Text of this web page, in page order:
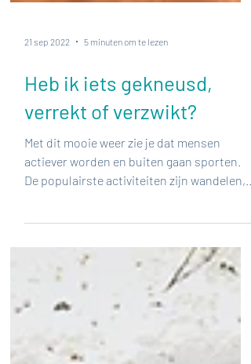
5 minuten om te lezen
Heb ik iets gekneusd,
verrekt of verzwikt?
actiever worden en buiten gaan sporten.
De populairste activiteiten zijn wandelen,
fietsen en...